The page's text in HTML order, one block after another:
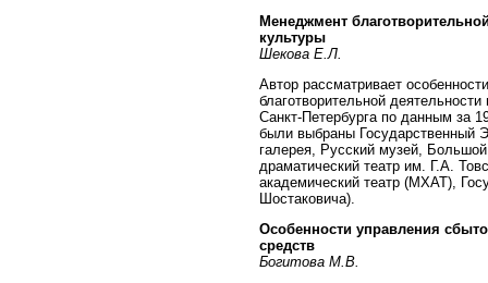
Менеджмент
культуры
Шекова Е.Л.
Автор рассматривает
благотворительной
Санкт-Петербурга по данным за
были выбраны Государственный
галерея, Русский музей,
драматический театр им. Г.А.
академический театр (МХАТ),
Шостаковича).
Особенности управления
средств
Богитова М.В.